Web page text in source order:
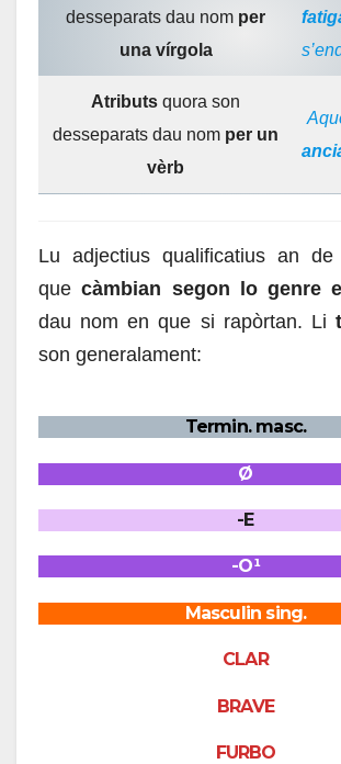
desseparats dau nom per
una vírgola
Atributs quora son
desseparats dau nom per un
vèrb
Lu adjectius qualificatius an de
quecàmbian segon lo genre
dau nom en que si rapòrtan. Li
son generalament:
Termin. masc.
Ø
-E
-O¹
Masculin sing.
CLAR
BRAVE
FURBO